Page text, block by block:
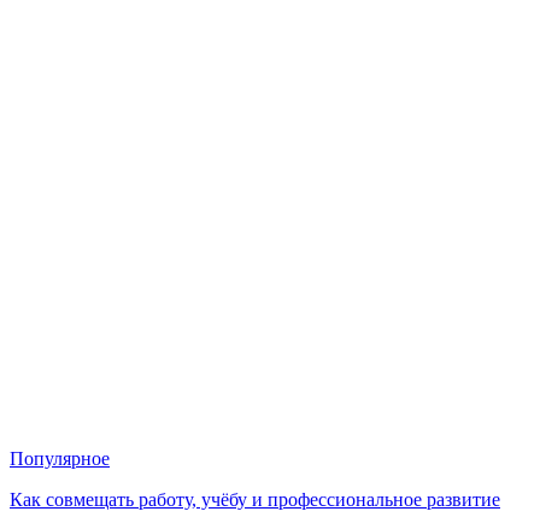
Популярное
Как совмещать работу, учёбу и профессиональное развитие